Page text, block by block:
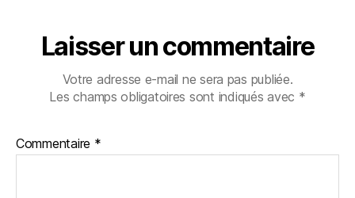
Laisser un commentaire
Votre adresse e-mail ne sera pas publiée.
Les champs obligatoires sont indiqués avec *
Commentaire *